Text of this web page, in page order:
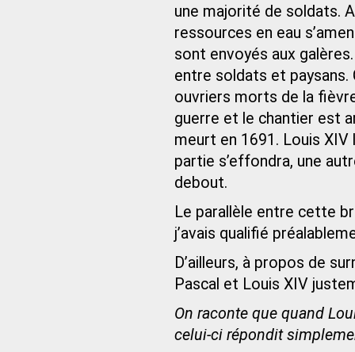
une majorité de soldats.
ressources en eau
sont envoyés aux
entre soldats et
ouvriers morts de la
guerre et le chantier est
meurt en 1691. Louis XIV
partie s’effondra, une
debout.
Le parallèle entre cette
j’avais qualifié
D’ailleurs, à propos de
Pascal et Louis XIV
On raconte que quand
celui-ci répondit